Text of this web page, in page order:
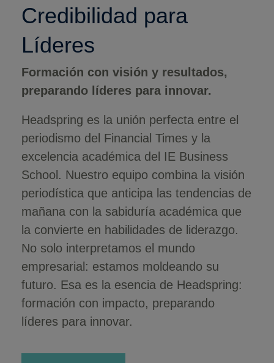
Credibilidad para
Líderes
Formación con visión y resultados,
preparando líderes para innovar.
Headspring es la unión perfecta entre el
periodismo del Financial Times y la
excelencia académica del IE Business
School. Nuestro equipo combina la visión
periodística que anticipa las tendencias de
mañana con la sabiduría académica que
la convierte en habilidades de liderazgo.
No solo interpretamos el mundo
empresarial: estamos moldeando su
futuro. Esa es la esencia de Headspring:
formación con impacto, preparando
líderes para innovar.